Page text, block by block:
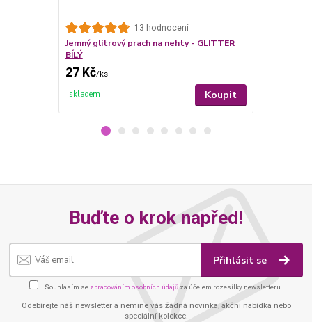
13 hodnocení
Jemný glitrový prach na nehty - GLITTER
BÍLÝ
27 Kč/ks
skladem Koupit
Buďte o krok napřed!
Přihlásit se
Souhlasím se zpracováním osobních údajů za účelem rozesílky newsletteru.
Odebírejte náš newsletter a nemine vás žádná novinka, akční nabídka nebo
speciální kolekce.